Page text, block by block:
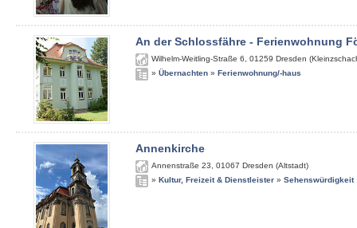
An der Schlossfähre - Ferienwohnung
Wilhelm-Weitling-Straße 6 01259 Dresden
» Übernachten » Ferienwohnung/-haus
Annenkirche
Annenstraße 23 01067 Dresden (Altstadt)
» Kultur, Freizeit & Dienstleister » Sehenswürdigkeit